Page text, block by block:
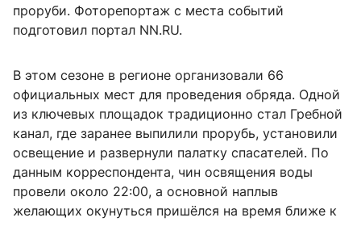
проруби. Фоторепортаж с места событий
подготовил портал NN.RU.
В этом сезоне в регионе организовали 66
официальных мест для проведения обряда. Одной
из ключевых площадок традиционно стал Гребной
канал, где заранее выпилили прорубь, установили
освещение и развернули палатку спасателей. По
данным корреспондента, чин освящения воды
провели около 22:00, а основной наплыв
желающих окунуться пришёлся на время ближе к